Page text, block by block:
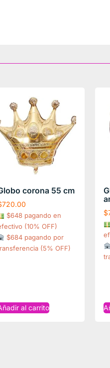
corona 55 cm
720.00
$648 pagando en
(10% OFF)
$684 pagando por
(5% OFF)
al carrito
$